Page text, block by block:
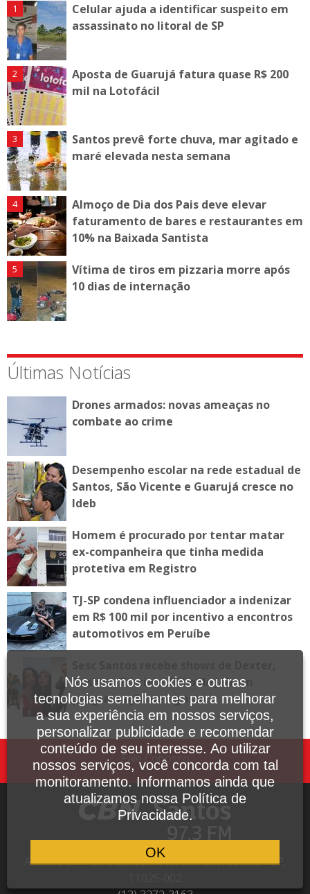
Celular ajuda a identificar suspeito em
assassinato no litoral de SP
Aposta de Guarujá fatura quase R$ 200
mil na Lotofácil
Santos prevê forte chuva, mar agitado e
maré elevada nesta semana
Almoço de Dia dos Pais deve elevar
faturamento de bares e restaurantes em
10% na Baixada Santista
Vítima de tiros em pizzaria morre após
10 dias de internação
Últimas Notícias
Drones armados: novas ameaças no
combate ao crime
Desempenho escolar na rede estadual de
Santos, São Vicente e Guarujá cresce no
Ideb
Homem é procurado por tentar matar
ex-companheira que tinha medida
protetiva em Registro
TJ-SP condena influenciador a indenizar
em R$ 100 mil por incentivo a encontros
automotivos em Peruíbe
Tasha e Tracie e Tribo de Jah em
programação de agosto
Fale Conosco
Avenida Dr. Pedro Lessa, 1640, sala 809, Santos - SP,
Nós usamos cookies e outras
tecnologias semelhantes para melhorar
a sua experiência em nossos serviços,
personalizar publicidade e recomendar
conteúdo de seu interesse. Ao utilizar
nossos serviços, você concorda com tal
monitoramento. Informamos ainda que
atualizamos nossa Política de
Privacidade.
OK